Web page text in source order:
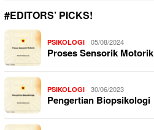
#EDITORS’ PICKS!
PSIKOLOGI 05/08/2024
Proses Sensorik Motorik
PSIKOLOGI 30/06/2023
Pengertian Biopsikologi